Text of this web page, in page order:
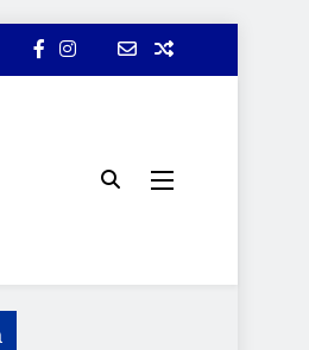
kwa Kiswahili, pamoja na